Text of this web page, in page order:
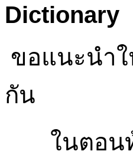
Dictionary
ขอแนะนำ
กัน
ในตอนท้